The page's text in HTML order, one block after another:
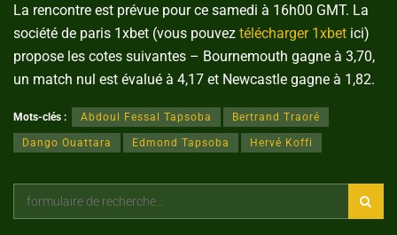
La rencontre est prévue pour ce samedi à 16h00 GMT. La
société de paris 1xbet (vous pouvez télécharger 1xbet ici)
propose les cotes suivantes – Bournemouth gagne à 3,70,
un match nul est évalué à 4,17 et Newcastle gagne à 1,82.
Mots-clés : Abdoul Fessal Tapsoba Bertrand Traoré
Dango Ouattara Edmond Tapsoba Hervé Koffi